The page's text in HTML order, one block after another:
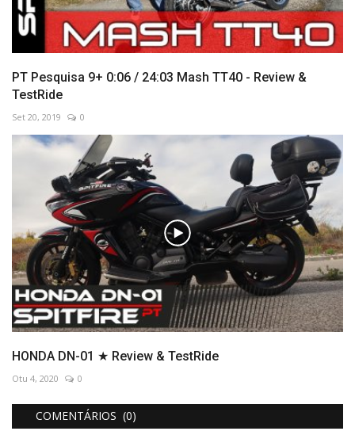
PT Pesquisa 9+ 0:06 / 24:03 Mash TT40 - Review &
TestRide
Set 20, 2019 0
HONDA DN-01 ★ Review & TestRide
Otu 4, 2020 0
COMENTÁRIOS (0)